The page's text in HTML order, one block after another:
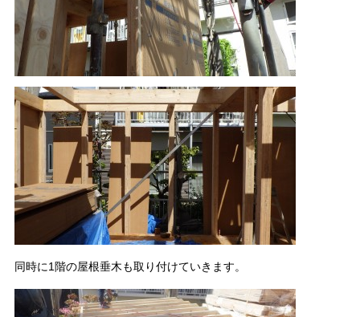
同時に1階の屋根垂木も取り付けていきます。